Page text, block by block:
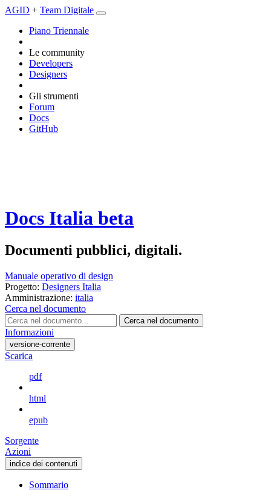
AGID + Team Digitale
Piano Triennale
Le community
Developers
Designers
Gli strumenti
Forum
Docs
GitHub
Docs Italia beta
Documenti pubblici, digitali.
Manuale operativo di design
Progetto: Designers Italia
Amministrazione: italia
Cerca nel documento
Cerca nel documento
Informazioni
versione-corrente
Scarica
pdf
html
epub
Sorgente
Azioni
indice dei contenuti
Sommario